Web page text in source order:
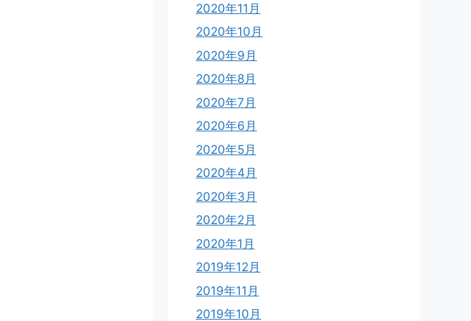
2020年11月
2020年10月
2020年9月
2020年8月
2020年7月
2020年6月
2020年5月
2020年4月
2020年3月
2020年2月
2020年1月
2019年12月
2019年11月
2019年10月